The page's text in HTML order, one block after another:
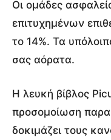
Οι ομάδες
επιτυχημένων
το 14%. Τα
σας αόρατα.
Η λευκή βίβλος
προσομοίωση
δοκιμάζει τους